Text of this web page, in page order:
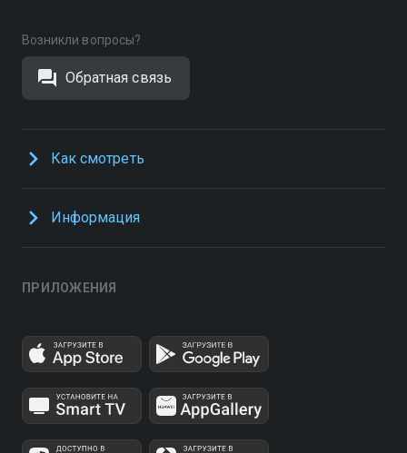
Возникли вопросы?
Обратная связь
Как смотреть
Информация
ПРИЛОЖЕНИЯ